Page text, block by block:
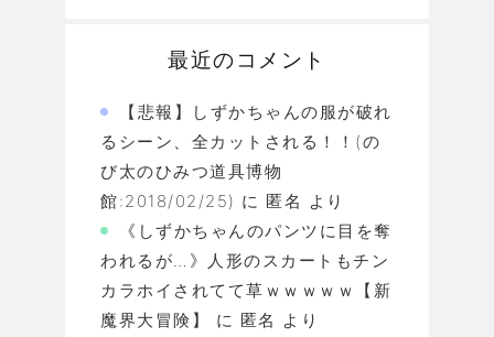
最近のコメント
【悲報】しずかちゃんの服が破れ
るシーン、全カットされる！！(の
び太のひみつ道具博物
館:2018/02/25) に 匿名 より
《しずかちゃんのパンツに目を奪
われるが…》人形のスカートもチン
カラホイされてて草ｗｗｗｗｗ【新
魔界大冒険】
に 匿名 より